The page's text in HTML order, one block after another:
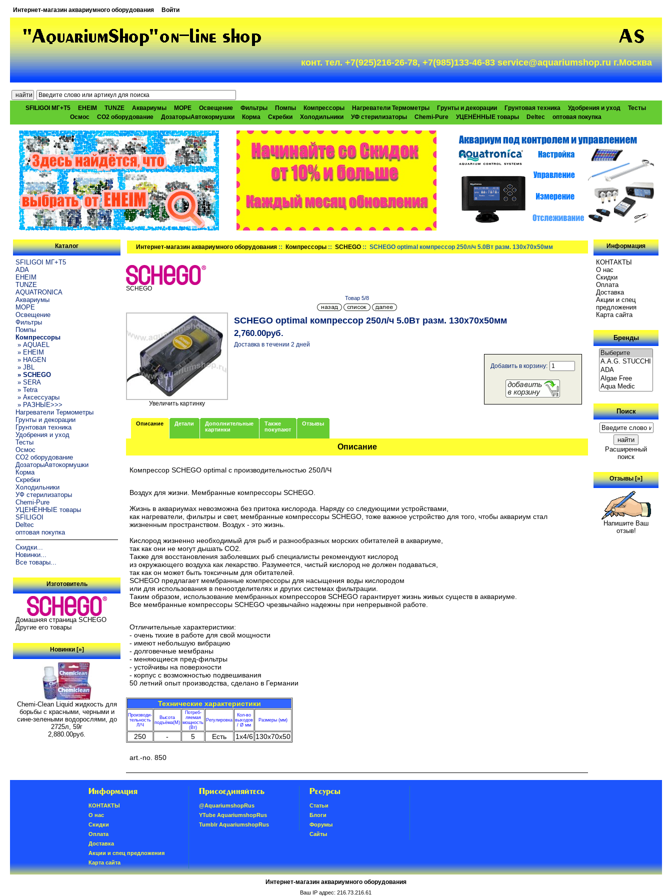
Интернет-магазин аквариумного оборудования Войти
конт. тел. +7(925)216-26-78, +7(985)133-46-83 service@aquariumshop.ru г.Москва
SFILIGOI МГ+Т5 EHEIM TUNZE Аквариумы МОРЕ Освещение Фильтры Помпы Компрессоры Нагреватели Термометры Грунты и декорации Грунтовая техника Удобрения и уход
Тесты
Осмос
CO2 оборудование ДозаторыАвтокормушки Корма Скребки Холодильники УФ стерилизаторы Chemi-Pure УЦЕНЁННЫЕ товары Deltec оптовая покупка
Каталог
SFILIGOI МГ+Т5
ADA
EHEIM
TUNZE
AQUATRONICA
Аквариумы
МОРЕ
Освещение
Фильтры
Помпы
Компрессоры
» AQUAEL
» EHEIM
» HAGEN
» JBL
» SCHEGO
» SERA
» Tetra
» Аксессуары
» РАЗНЫЕ>>>
Нагреватели Термометры
Грунты и декорации
Грунтовая техника
Удобрения и уход
Тесты
Осмос
CO2 оборудование
ДозаторыАвтокормушки
Корма
Скребки
Холодильники
УФ стерилизаторы
Chemi-Pure
УЦЕНЁННЫЕ товары
SFILIGOI
Deltec
оптовая покупка
Скидки...
Новинки...
Все товары...
Изготовитель
Домашняя страница SCHEGO
Другие его товары
Новинки [»]
Chemi-Clean Liquid жидкость для
борьбы с красными, черными и
сине-зелеными водорослями, до
2725л, 59г
2,880.00руб.
Интернет-магазин аквариумного оборудования :: Компрессоры ::SCHEGO :: SCHEGO optimal компрессор 250л/ч 5.0Вт разм. 130x70x50мм
SCHEGO
Товар 5/8
Увеличить картинку
SCHEGO optimal компрессор 250л/ч 5.0Вт разм. 130x70x50мм
2,760.00руб.
Доставка в течении 2 дней
Добавить в корзину:
Описание Детали
Дополнительные
картинки
Также
покупают
Отзывы
Описание
Компрессор SCHEGO optimal с производительностью 250Л/Ч
Воздух для жизни. Мембранные компрессоры SCHEGO.
Жизнь в аквариумах невозможна без притока кислорода. Наряду со следующими устройствами,
как нагреватели, фильтры и свет, мембранные компрессоры SCHEGO, тоже важное устройство для того, чтобы аквариум стал
жизненным пространством. Воздух - это жизнь.
Кислород жизненно необходимый для рыб и разнообразных морских обитателей в аквариуме,
так как они не могут дышать CO2.
Также для восстановления заболевших рыб специалисты рекомендуют кислород
из окружающего воздуха как лекарство. Разумеется, чистый кислород не должен подаваться,
так как он может быть токсичным для обитателей.
SCHEGO предлагает мембранные компрессоры для насыщения воды кислородом
или для использования в пеноотделителях и других системах фильтрации.
Таким образом, использование мембранных компрессоров SCHEGO гарантирует жизнь живых существ в аквариуме.
Все мембранные компрессоры SCHEGO чрезвычайно надежны при непрерывной работе.
Отличительные характеристики:
- очень тихие в работе для свой мощности
- имеют небольшую вибрацию
- долговечные мембраны
- меняющиеся пред-фильтры
- устойчивы на поверхности
- корпус с возможностью подвешивания
50 летний опыт производства, сделано в Германии
Технические характеристики
Производи-
тельность
Л/Ч
Высота
подъёма(М)
Потреб-
ляемая
мощность
(Вт)
Регулировка
Кол-во
выходов
/ Ø мм
Размеры (мм)
250 - 5 Есть 1x4/6 130x70x50
art.-no. 850
Информация
КОНТАКТЫ
О нас
Скидки
Oплатa
Доставка
Акции и спец
предложения
Карта сайта
Бренды
Поиск
Расширенный
поиск
Отзывы [»]
Напишите Ваш
отзыв!
Информация
КОНТАКТЫ
О нас
Скидки
Oплатa
Доставка
Акции и спец предложения
Карта сайта
Присоединяйтесь
@AquariumshopRus
YTube AquariumshopRus
Tumblr AquariumshopRus
Ресурсы
Статьи
Блоги
Форумы
Сайты
Интернет-магазин аквариумного оборудования
Ваш IP адрес: 216.73.216.61